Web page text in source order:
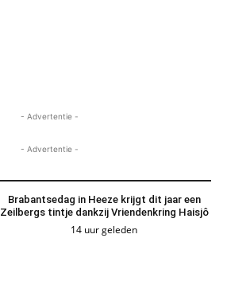
- Advertentie -
- Advertentie -
Brabantsedag in Heeze krijgt dit jaar een
Zeilbergs tintje dankzij Vriendenkring Haisjô
14 uur geleden